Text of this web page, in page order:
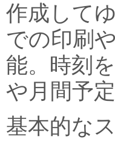
作成して
での印刷
能。時刻
や月間予
基本的な